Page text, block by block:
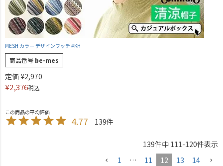
MESH カラー デザインワッチ #KH
商品番号 be-mes
定価 ¥2,970
¥2,376税込
4.77 139
139件中 111-120件表示
1
… 11 12 13 14